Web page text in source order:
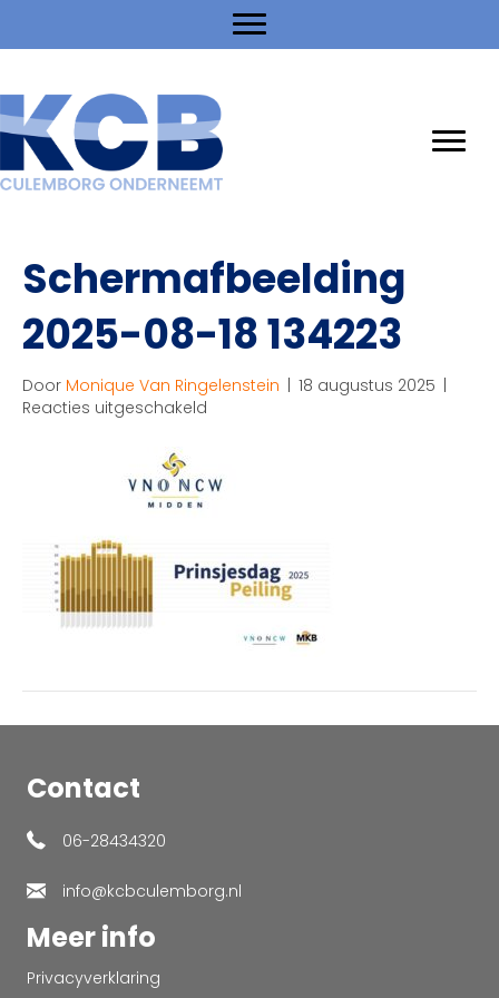
Schermafbeelding
2025-08-18 134223
Door Monique Van Ringelenstein | 18 augustus 2025 |
Reacties uitgeschakeld
08-
18
Contact
06-28434320
info@kcbculemborg.nl
Meer info
Privacyverklaring